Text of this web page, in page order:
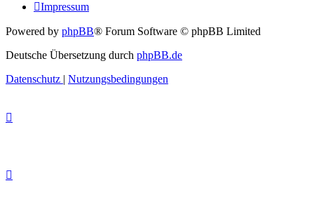
Impressum
Powered by phpBB® Forum Software © phpBB Limited
Deutsche Übersetzung durch phpBB.de
Datenschutz | Nutzungsbedingungen